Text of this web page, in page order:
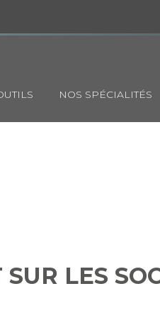
NOS SPÉCIALITÉS
LES